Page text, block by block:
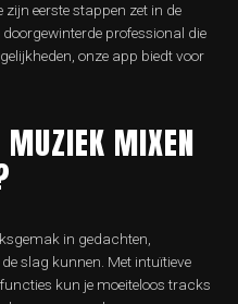
zijn eerste stappen zet in de
professional die
onze app biedt voor
MIXEN
in gedachten,
slag kunnen. Met intuïtieve
kun je moeiteloos tracks